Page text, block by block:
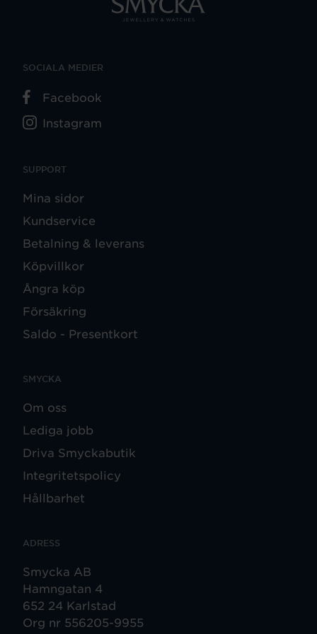
SUPPORT
Mina sidor
Kundservice
Betalning & leverans
Köpvillkor
Ångra köp
Försäkring
Saldo - Presentkort
SMYCKA
Om oss
Lediga jobb
Driva Smyckabutik
Integritetspolicy
Hållbarhet
ADRESS
Smycka AB
Hamngatan 4
652 24 Karlstad
Org nr 556205-9955
SOCIALA MEDIER
Facebook
Instagram